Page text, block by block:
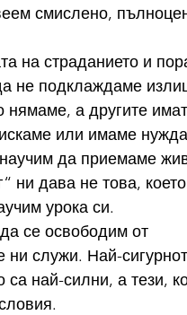
смислено,
на страданието и
не подклаждаме
нямаме, а другите
или имаме нужда
да приемаме
ни дава не това,
урока си.
се освободим от
ни служи. Най-
най-силни, а тези,